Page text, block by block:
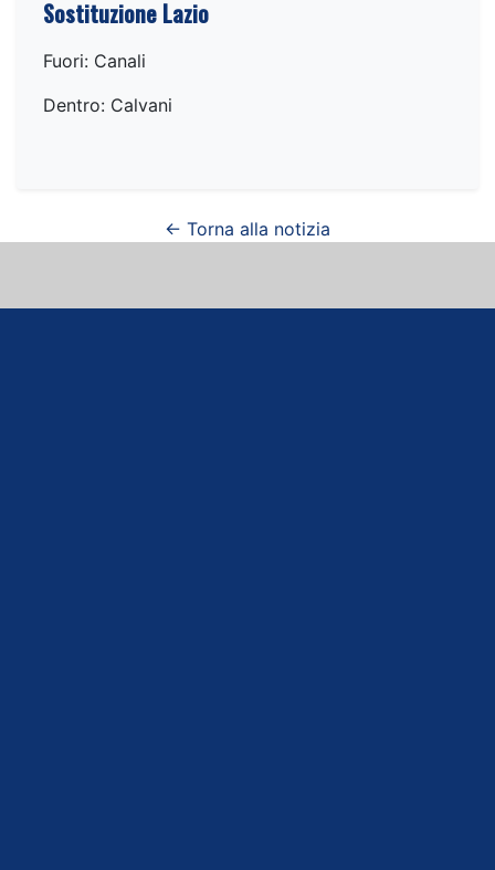
Sostituzione Lazio
Fuori: Canali
Dentro: Calvani
← Torna alla notizia